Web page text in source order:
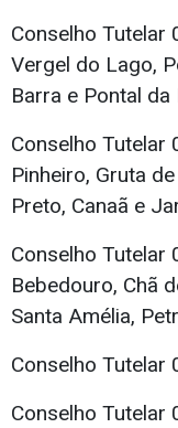
Conselho Tutelar
Vergel do Lago,
Barra e Pontal da
Conselho Tutelar
Pinheiro, Gruta
Preto, Canaã e
Conselho Tutelar
Bebedouro, Chã
Santa Amélia,
Conselho Tutelar
Conselho Tutelar